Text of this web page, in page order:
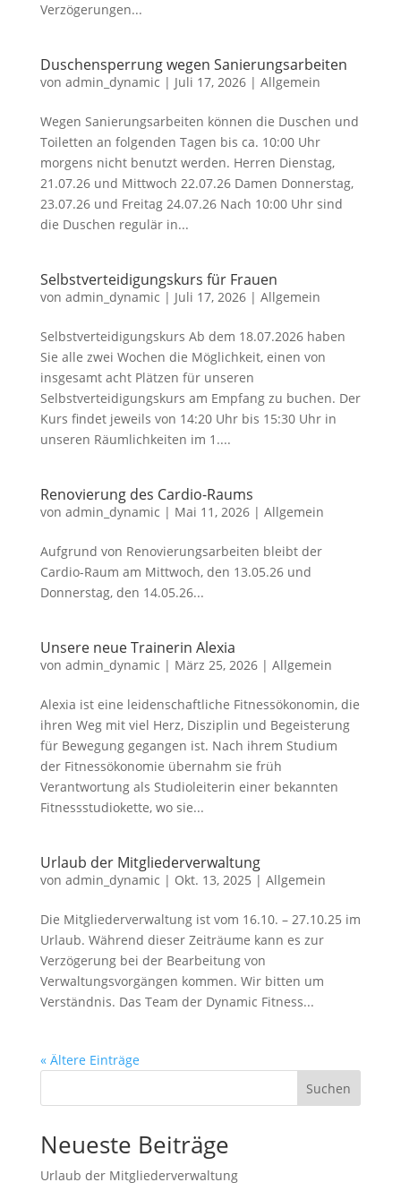
Verzögerungen...
Duschensperrung wegen Sanierungsarbeiten
von admin_dynamic | Juli 17, 2026| Allgemein
Wegen Sanierungsarbeiten können die Duschen und
Toiletten an folgenden Tagen bis ca. 10:00 Uhr
morgens nicht benutzt werden. Herren Dienstag,
21.07.26 und Mittwoch 22.07.26 Damen Donnerstag,
23.07.26 und Freitag 24.07.26 Nach 10:00 Uhr sind
die Duschen regulär in...
Selbstverteidigungskurs für Frauen
von admin_dynamic | Juli 17, 2026| Allgemein
Selbstverteidigungskurs Ab dem 18.07.2026 haben
Sie alle zwei Wochen die Möglichkeit, einen von
insgesamt acht Plätzen für unseren
Selbstverteidigungskurs am Empfang zu buchen. Der
Kurs findet jeweils von 14:20 Uhr bis 15:30 Uhr in
unseren Räumlichkeiten im 1....
Renovierung des Cardio-Raums
von admin_dynamic | Mai 11, 2026| Allgemein
Aufgrund von Renovierungsarbeiten bleibt der
Cardio-Raum am Mittwoch, den 13.05.26 und
Donnerstag, den 14.05.26...
Unsere neue Trainerin Alexia
von admin_dynamic | März 25, 2026| Allgemein
Alexia ist eine leidenschaftliche Fitnessökonomin, die
ihren Weg mit viel Herz, Disziplin und Begeisterung
für Bewegung gegangen ist. Nach ihrem Studium
der Fitnessökonomie übernahm sie früh
Verantwortung als Studioleiterin einer bekannten
Fitnessstudiokette, wo sie...
Urlaub der Mitgliederverwaltung
von admin_dynamic | Okt. 13, 2025 | Allgemein
Die Mitgliederverwaltung ist vom 16.10. – 27.10.25 im
Urlaub. Während dieser Zeiträume kann es zur
Verzögerung bei der Bearbeitung von
Verwaltungsvorgängen kommen. Wir bitten um
Verständnis. Das Team der Dynamic Fitness...
« Ältere Einträge
Suchen
Neueste Beiträge
Urlaub der Mitgliederverwaltung